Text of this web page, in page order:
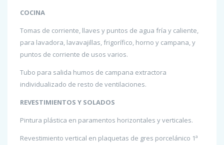
COCINA
Tomas de corriente, llaves y puntos de agua fría y caliente,
para lavadora, lavavajillas, frigorífico, horno y campana, y
puntos de corriente de usos varios.
Tubo para salida humos de campana extractora
individualizado de resto de ventilaciones.
REVESTIMIENTOS Y SOLADOS
Pintura plástica en paramentos horizontales y verticales.
Revestimiento vertical en plaquetas de gres porcelánico 1ª